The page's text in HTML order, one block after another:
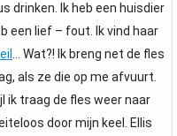
drinken. Ik heb een huisdier
een lief – fout. Ik vind haar
… Wat?! Ik breng net de fles
als ze die op me afvuurt.
ik traag de fles weer naar
door mijn keel. Ellis